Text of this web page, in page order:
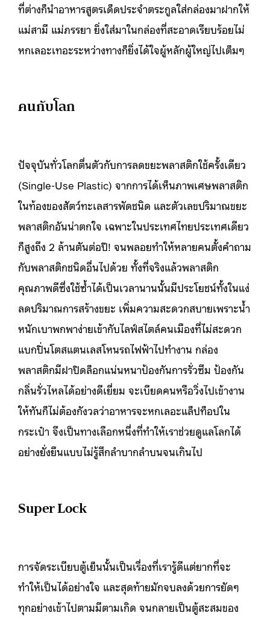
ที่ต่างก็นำอาหารสูตรเด็ดประจำตระกูลใส่กล่องมาฝากให้
แม่สามี แม่ภรรยา ยิ่งใส่มาในกล่องที่สะอาดเรียบร้อยไม่
หกเลอะเทอะระหว่างทางก็ยิ่งได้ใจผู้หลักผู้ใหญ่ไปเต็มๆ
คนกับโลก
ปัจจุบันทั่วโลกตื่นตัวกับการลดขยะพลาสติกใช้ครั้งเดียว
(Single-Use Plastic) จากการได้เห็นภาพเศษพลาสติก
ในท้องของสัตว์ทะเลสารพัดชนิด และตัวเลขปริมาณขยะ
พลาสติกอันน่าตกใจ เฉพาะในประเทศไทยประเทศเดียว
ก็สูงถึง 2 ล้านตันต่อปี! จนพลอยทำให้หลายคนตั้งคำถาม
กับพลาสติกชนิดอื่นไปด้วย ทั้งที่จริงแล้วพลาสติก
คุณภาพดีซึ่งใช้ซ้ำได้เป็นเวลานานนั้นมีประโยชน์ทั้งในแง่
ลดปริมาณการสร้างขยะ เพิ่มความสะดวกสบายเพราะน้ำ
หนักเบาพกพาง่ายเข้ากับไลฟ์สไตล์คนเมืองที่ไม่สะดวก
แบกปิ่นโตสแตนเลสโหนรถไฟฟ้าไปทำงาน กล่อง
พลาสติกมีฝาปิดล็อกแน่นหนาป้องกันการรั่วซึม ป้องกัน
กลิ่นรั่วไหลได้อย่างดีเยี่ยม จะเบียดคนหรือวิ่งไปเข้างาน
ให้ทันก็ไม่ต้องกังวลว่าอาหารจะหกเลอะแล็ปท็อปใน
กระเป๋า จึงเป็นทางเลือกหนึ่งที่ทำให้เราช่วยดูแลโลกได้
อย่างยั่งยืนแบบไม่รู้สึกลำบากลำบนจนเกินไป
Super Lock
การจัดระเบียบตู้เย็นนั้นเป็นเรื่องที่เรารู้ดีแต่ยากที่จะ
ทำให้เป็นได้อย่างใจ และสุดท้ายมักจบลงด้วยการยัดๆ
ทุกอย่างเข้าไปตามมีตามเกิด จนกลายเป็นตู้สะสมของ